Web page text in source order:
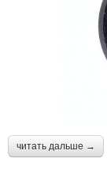
читать дальше →